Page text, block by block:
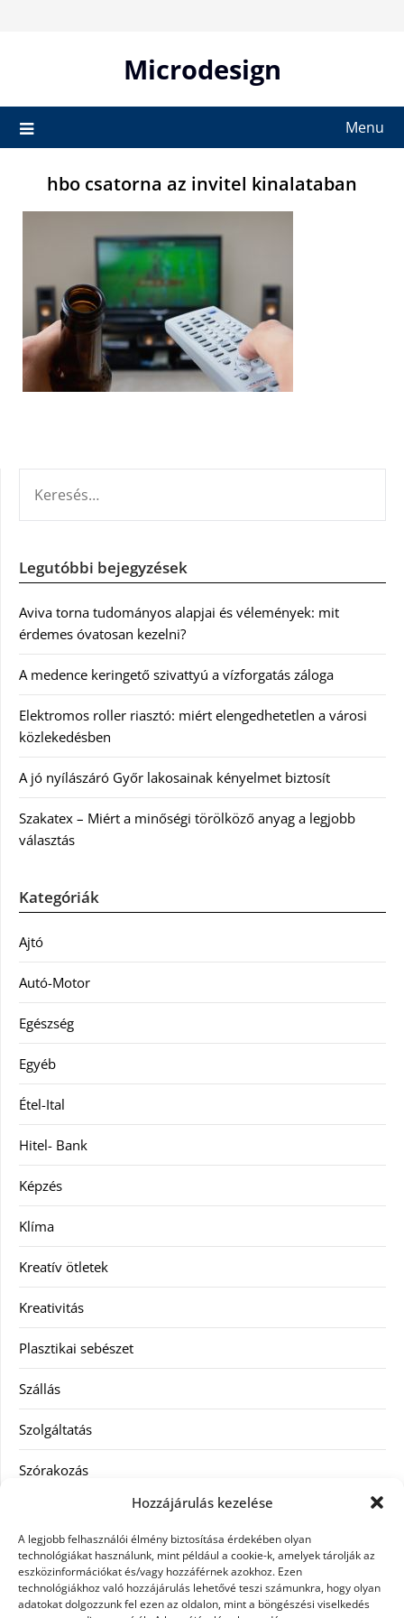
Hozzájárulás kezelése
A legjobb felhasználói élmény biztosítása érdekében olyan
technológiákat használunk, mint például a cookie-k, amelyek tárolják az
eszközinformációkat és/vagy hozzáférnek azokhoz. Ezen
technológiákhoz való hozzájárulás lehetővé teszi számunkra, hogy olyan
adatokat dolgozzunk fel ezen az oldalon, mint a böngészési viselkedés
Microdesign
Menu
hbo csatorna az invitel kinalataban
Legutóbbi bejegyzések
Aviva torna tudományos alapjai és vélemények: mit
érdemes óvatosan kezelni?
A medence keringető szivattyú a vízforgatás záloga
Elektromos roller riasztó: miért elengedhetetlen a városi
közlekedésben
A jó nyílászáró Győr lakosainak kényelmet biztosít
Szakatex – Miért a minőségi törölköző anyag a legjobb
választás
Kategóriák
Ajtó
Autó-Motor
Egészség
Egyéb
Étel-Ital
Hitel- Bank
Képzés
Klíma
Kreatív ötletek
Kreativitás
Plasztikai sebészet
Szállás
Szolgáltatás
Szórakozás
Vásárlás
Víztisztítás